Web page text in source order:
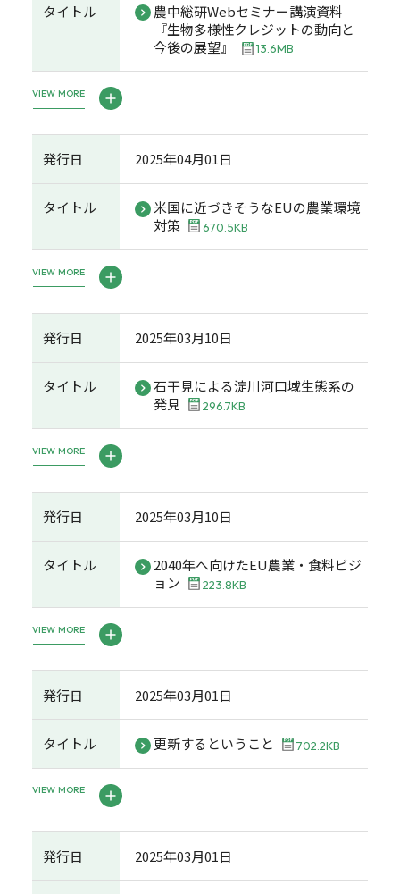
タイトル
農中総研Webセミナー講演資料
『生物多様性クレジットの動向と
今後の展望』
13.6MB
VIEW MORE
発行日 2025年04月01日
タイトル
米国に近づきそうなEUの農業環境
対策
670.5KB
VIEW MORE
発行日 2025年03月10日
タイトル
石干見による淀川河口域生態系の
発見
296.7KB
VIEW MORE
発行日 2025年03月10日
タイトル
2040年へ向けたEU農業・食料ビジ
ョン
223.8KB
VIEW MORE
発行日 2025年03月01日
タイトル 更新するということ 702.2KB
VIEW MORE
発行日 2025年03月01日